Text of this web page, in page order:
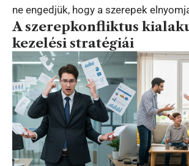
ne engedjük, hogy a szerepek
A szerepkonfliktus
kezelési stratégiái